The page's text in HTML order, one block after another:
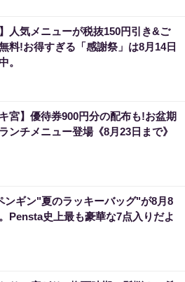
】人気メニューが税抜150円引き&ご
料!お得すぎる「感謝祭」は8月14日
。
キ宮】優待券900円分の配布も!お盆期
ンチメニュー登場《8月23日まで》
ンギン"夏のラッキーバッグ"が8月8
Pensta史上最も豪華な7点入りだよ